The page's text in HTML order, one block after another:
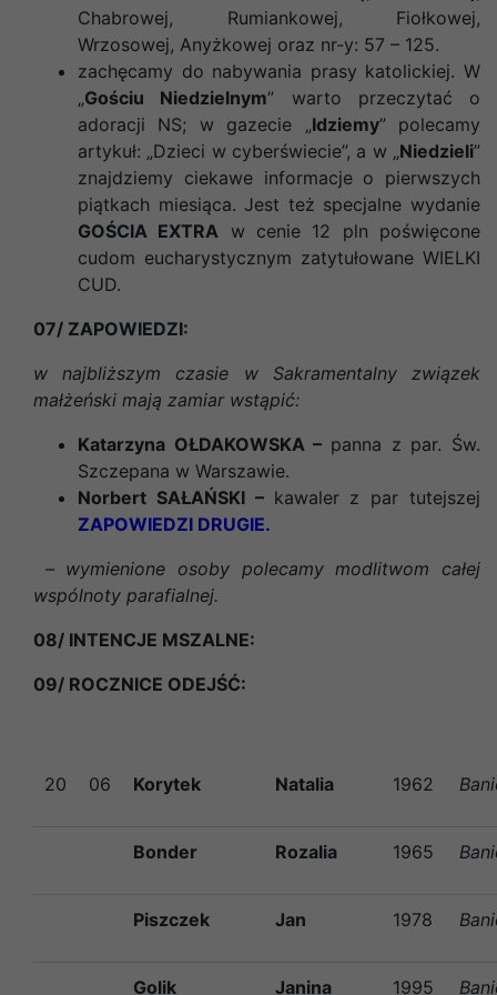
Chabrowej, Rumiankowej, Fiołkowej,
Wrzosowej, Anyżkowej oraz nr-y: 57 – 125.
zachęcamy do nabywania prasy katolickiej. W
„Gościu Niedzielnym” warto przeczytać o
adoracji NS; w gazecie „Idziemy” polecamy
artykuł: „Dzieci w cyberświecie”, a w „Niedzieli”
znajdziemy ciekawe informacje o pierwszych
piątkach miesiąca. Jest też specjalne wydanie
GOŚCIA EXTRA w cenie 12 pln poświęcone
cudom eucharystycznym zatytułowane WIELKI
CUD.
07/ ZAPOWIEDZI:
w najbliższym czasie w Sakramentalny związek
małżeński mają zamiar wstąpić:
Katarzyna OŁDAKOWSKA – panna z par. Św.
Szczepana w Warszawie.
Norbert SAŁAŃSKI – kawaler z par tutejszej
ZAPOWIEDZI DRUGIE.
– wymienione osoby polecamy modlitwom całej
wspólnoty parafialnej.
08/ INTENCJE MSZALNE:
09/ ROCZNICE ODEJŚĆ:
20 06 Korytek Natalia 1962
Bonder Rozalia 1965
Piszczek Jan 1978
Golik Janina 1995